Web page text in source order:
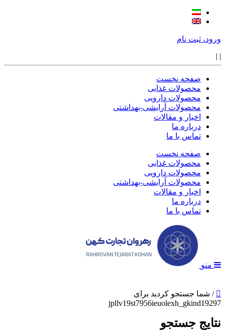
ورود، ثبت نام
|
|
صفحه نخست
محصولات غذایی
محصولات دارویی
محصولات آرایشی-بهداشتی
اخبار و مقالات
درباره ما
تماس با ما
صفحه نخست
محصولات غذایی
محصولات دارویی
محصولات آرایشی-بهداشتی
اخبار و مقالات
درباره ما
تماس با ما
منو
/ شما جستجو کردید برای
jpllv19st7956ieuolexh_gkind19297
نتایج جستجو